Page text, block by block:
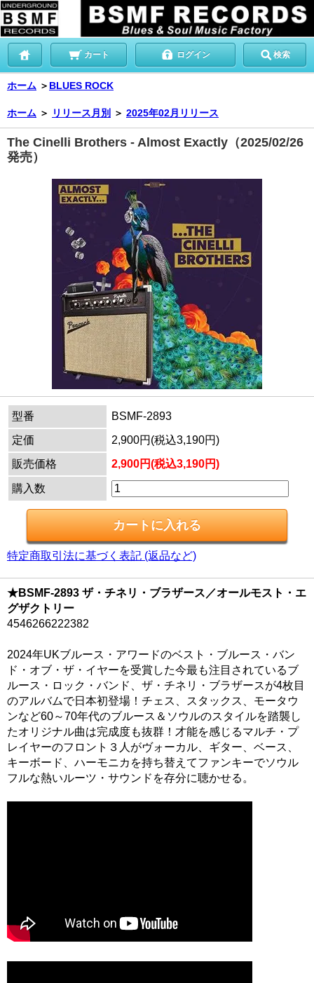
カート ログイン 検索
ホーム ＞ BLUES ROCK
ホーム ＞ リリース月別 ＞ 2025年02月リリース
The Cinelli Brothers - Almost Exactly（2025/02/26
発売）
型番
BSMF-2893
定価
2,900円(税込3,190円)
販売価格
2,900円(税込3,190円)
購入数
特定商取引法に基づく表記 (返品など)
★BSMF-2893 ザ・チネリ・ブラザース／オールモスト・エ
グザクトリー
4546266222382
2024年UKブルース・アワードのベスト・ブルース・バン
ド・オブ・ザ・イヤーを受賞した今最も注目されているブ
ルース・ロック・バンド、ザ・チネリ・ブラザースが4枚目
のアルバムで日本初登場！チェス、スタックス、モータウ
ンなど60～70年代のブルース＆ソウルのスタイルを踏襲し
たオリジナル曲は完成度も抜群！才能を感じるマルチ・プ
レイヤーのフロント３人がヴォーカル、ギター、ベース、
キーボード、ハーモニカを持ち替えてファンキーでソウル
フルな熱いルーツ・サウンドを存分に聴かせる。